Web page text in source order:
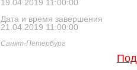
19.04.2019 11:00:00
Дата и время завершения
21.04.2019 11:00:00
Санкт-Петербург